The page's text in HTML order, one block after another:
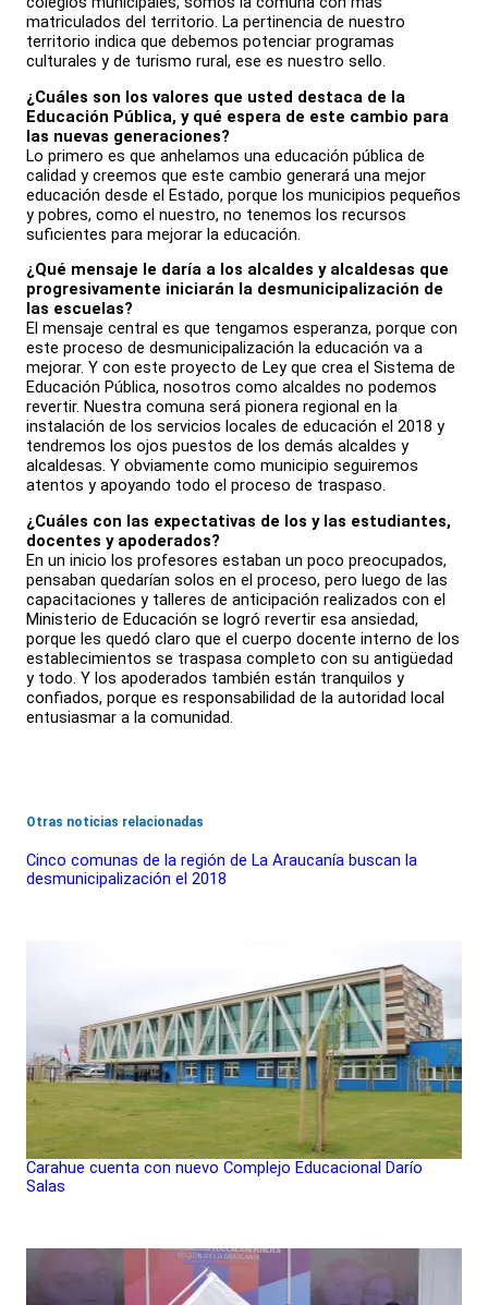
matriculados del territorio. La pertinencia de nuestro
territorio indica que debemos potenciar programas
culturales y de turismo rural, ese es nuestro sello.
¿Cuáles son los valores que usted destaca de la
Educación Pública, y qué espera de este cambio para
las nuevas generaciones?
Lo primero es que anhelamos una educación pública de
calidad y creemos que este cambio generará una mejor
educación desde el Estado, porque los municipios pequeños
y pobres, como el nuestro, no tenemos los recursos
suficientes para mejorar la educación.
¿Qué mensaje le daría a los alcaldes y alcaldesas que
progresivamente iniciarán la desmunicipalización de
las escuelas?
El mensaje central es que tengamos esperanza, porque con
este proceso de desmunicipalización la educación va a
mejorar. Y con este proyecto de Ley que crea el Sistema de
Educación Pública, nosotros como alcaldes no podemos
revertir. Nuestra comuna será pionera regional en la
instalación de los servicios locales de educación el 2018 y
tendremos los ojos puestos de los demás alcaldes y
alcaldesas. Y obviamente como municipio seguiremos
atentos y apoyando todo el proceso de traspaso.
¿Cuáles con las expectativas de los y las estudiantes,
docentes y apoderados?
En un inicio los profesores estaban un poco preocupados,
pensaban quedarían solos en el proceso, pero luego de las
capacitaciones y talleres de anticipación realizados con el
Ministerio de Educación se logró revertir esa ansiedad,
porque les quedó claro que el cuerpo docente interno de los
establecimientos se traspasa completo con su antigüedad
y todo. Y los apoderados también están tranquilos y
confiados, porque es responsabilidad de la autoridad local
entusiasmar a la comunidad.
Otras noticias relacionadas
Cinco comunas de la región de La Araucanía buscan la
desmunicipalización el 2018
Carahue cuenta con nuevo Complejo Educacional Darío
Salas